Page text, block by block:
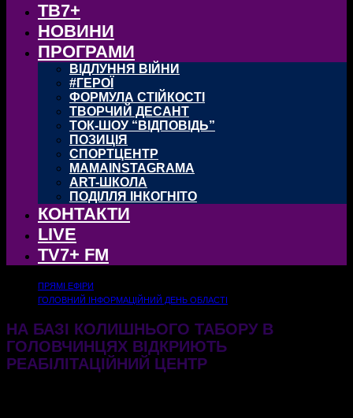
ТВ7+
НОВИНИ
ПРОГРАМИ
ВІДЛУННЯ ВІЙНИ
#ГЕРОЇ
ФОРМУЛА СТІЙКОСТІ
ТВОРЧИЙ ДЕСАНТ
ТОК-ШОУ “ВІДПОВІДЬ”
ПОЗИЦІЯ
СПОРТЦЕНТР
MAMAINSTAGRAMA
ART-ШКОЛА
ПОДІЛЛЯ ІНКОГНІТО
КОНТАКТИ
LIVE
TV7+ FM
ПРЯМІ ЕФІРИ
ГОЛОВНИЙ ІНФОРМАЦІЙНИЙ ДЕНЬ ОБЛАСТІ
НА БАЗІ КОЛИШНЬОГО ТАБОРУ В
ГОЛОВЧИНЦЯХ ВІДКРИЮТЬ
РЕАБІЛІТАЦІЙНИЙ ЦЕНТР